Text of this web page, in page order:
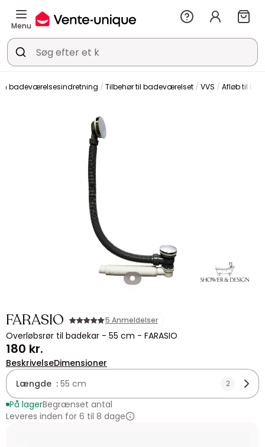
Menu
badeværelsesindretning Tilbehør til badeværelset VVS Afløb til
FARASIO 5 Anmeldelser
Overløbsrør til badekar - 55 cm - FARASIO
180 kr.
BeskrivelseDimensioner
Længde : 55 cm 2
På lagerBegrænset antal
Leveres inden for 6 til 8 dage